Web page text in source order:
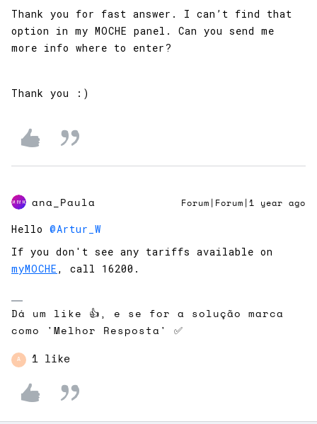
Thank you for fast answer. I can’t find that
option in my MOCHE panel. Can you send me
more info where to enter?
Thank you :)
ana_Paula Forum|Forum|1 year ago
Hello ​ @Artur_W
If you don't see any tariffs available on
myMOCHE , call 16200.
Dá um like 👍, e se for a solução marca
como 'Melhor Resposta' ✅
A 1 like